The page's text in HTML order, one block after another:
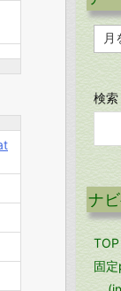
ー
ア
ー
ブ
検索
ナ
TOP
固